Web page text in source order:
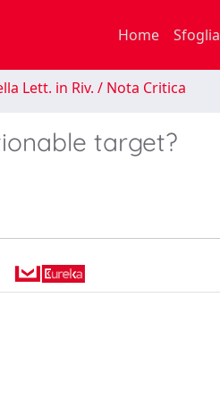
Home Sfoglia
Lett. in Riv. / Nota Critica
target?